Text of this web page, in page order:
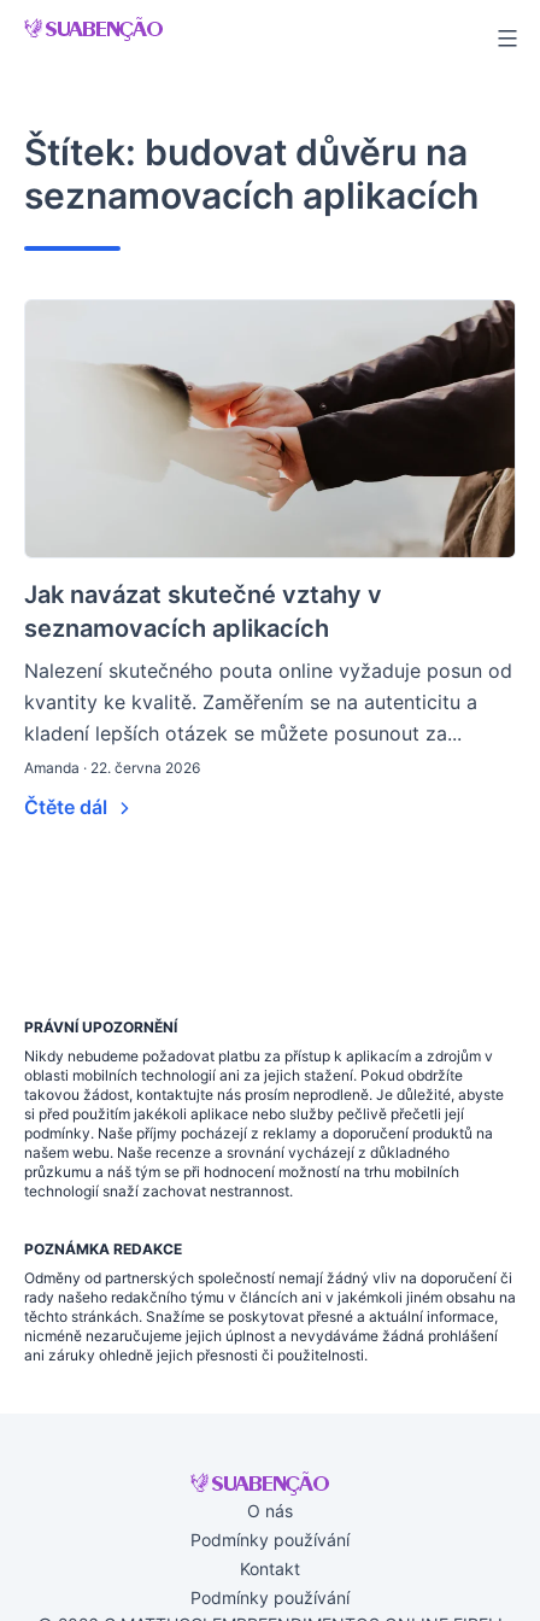
Skip
Štítek: budovat důvěru na
seznamovacích aplikacích
Jak navázat skutečné vztahy v
seznamovacích aplikacích
Nalezení skutečného pouta online vyžaduje posun od
kvantity ke kvalitě. Zaměřením se na autenticitu a
kladení lepších otázek se můžete posunout za...
Amanda · 22. června 2026
Čtěte dál
PRÁVNÍ UPOZORNĚNÍ
Nikdy nebudeme požadovat platbu za přístup k aplikacím a zdrojům v
oblasti mobilních technologií ani za jejich stažení. Pokud obdržíte
takovou žádost, kontaktujte nás prosím neprodleně. Je důležité, abyste
si před použitím jakékoli aplikace nebo služby pečlivě přečetli její
podmínky. Naše příjmy pocházejí z reklamy a doporučení produktů na
našem webu. Naše recenze a srovnání vycházejí z důkladného
průzkumu a náš tým se při hodnocení možností na trhu mobilních
technologií snaží zachovat nestrannost.
POZNÁMKA REDAKCE
Odměny od partnerských společností nemají žádný vliv na doporučení či
rady našeho redakčního týmu v článcích ani v jakémkoli jiném obsahu na
těchto stránkách. Snažíme se poskytovat přesné a aktuální informace,
nicméně nezaručujeme jejich úplnost a nevydáváme žádná prohlášení
ani záruky ohledně jejich přesnosti či použitelnosti.
O nás
Podmínky používání
Kontakt
Podmínky používání